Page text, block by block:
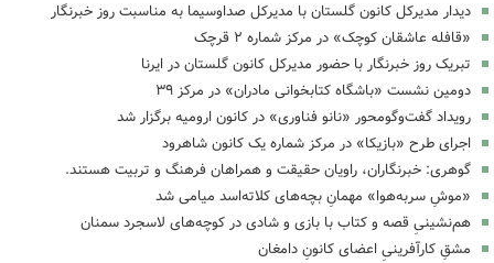
دیدار مدیرکل کانون گلستان با مدیرکل صداوسیما به مناسبت روز خبرنگار
«قافله عاشقان کوچک» در مرکز شماره ۲ قرچک
تبریک روز خبرنگار با حضور مدیرکل کانون گلستان در ایرنا
دومین نشست «باشگاه کتابخوانی مادران» در مرکز ۳۹
رویداد گفت‌وگومحور «نانو فناوری» در کانون ارومیه برگزار شد
اجرای طرح «بازیکا» در مرکز شماره یک کانون شاهرود
گوهری: خبرنگاران، راویان حقیقت و همراهان فرهنگ و تربیت هستند.
«موشِ سربه‌هوا» مهمانِ بچه‌های کلاته‌اسد میامی شد
هم‌نشینیِ قصه و کتاب با بازی و شادی در کوچه‌های لاسجرد سمنان
مشقِ کارآفرینیِ اعضای کانونِ دامغان